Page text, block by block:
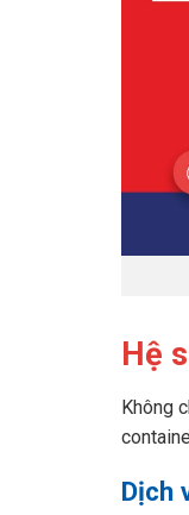
Hệ
Không
Dịch